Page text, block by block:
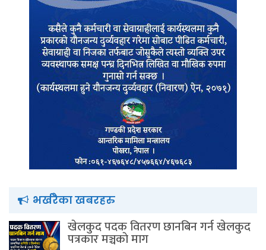
भर्खरैका खबरहरु
खेलकुद पदक वितरण छानबिन गर्न खेलकुद
पत्रकार मञ्चकाे माग